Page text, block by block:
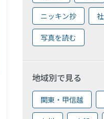
ニッキン抄
写真を読む
地域別で見る
関東・甲信越